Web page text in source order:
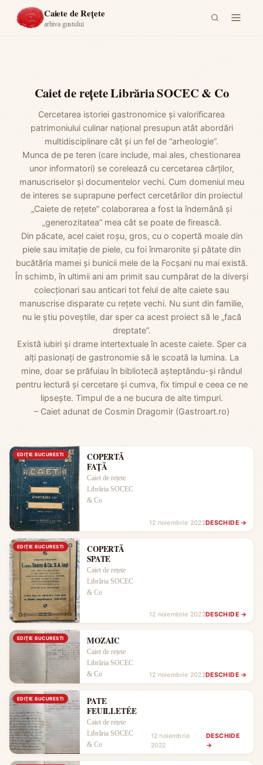
Caiete de Rețete
arhiva gustului
Acasă ›
Caiet de rețete Librăria SOCEC & Co
Cercetarea istoriei gastronomice și valorificarea
patrimoniului culinar național presupun atât abordări
multidisciplinare cât și un fel de “arheologie”.
Munca de pe teren (care include, mai ales, chestionarea
unor informatori) se corelează cu cercetarea cărților,
manuscriselor și documentelor vechi. Cum domeniul meu
de interes se suprapune perfect cercetărilor din proiectul
„Caiete de rețete” colaborarea a fost la îndemână și
„generozitatea” mea cât se poate de firească.
Din păcate, acel caiet roșu, gros, cu o copertă moale din
piele sau imitație de piele, cu foi înmaronite și pătate din
bucătăria mamei și bunicii mele de la Focșani nu mai există.
În schimb, în ultimii ani am primit sau cumpărat de la diverși
colecționari sau anticari tot felul de alte caiete sau
manuscrise disparate cu rețete vechi. Nu sunt din familie,
nu le știu poveștile, dar sper ca acest proiect să le „facă
dreptate”.
Există iubiri și drame intertextuale în aceste caiete. Sper ca
alți pasionați de gastronomie să le scoată la lumina. La
mine, doar se prăfuiau în bibliotecă așteptându-și rândul
pentru lectură și cercetare și cumva, fix timpul e ceea ce ne
lipsește. Timpul de a ne bucura de alte timpuri.
– Caiet adunat de Cosmin Dragomir (Gastroart.ro)
EDIŢIE BUCURESTI
COPERTĂ
FAȚĂ
Caiet de rețete
Librăria SOCEC
& Co
12 noiembrie 2022DESCHIDE →
EDIŢIE BUCURESTI
COPERTĂ
SPATE
Caiet de rețete
Librăria SOCEC
& Co
12 noiembrie 2022DESCHIDE →
EDIŢIE BUCURESTI MOZAIC
Caiet de rețete
Librăria SOCEC
& Co
12 noiembrie 2022DESCHIDE →
EDIŢIE BUCURESTI
PATE
FEUILLETÉE
Caiet de rețete
Librăria SOCEC
& Co
12 noiembrie
2022
DESCHIDE
→